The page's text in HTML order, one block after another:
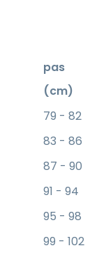
pas
(cm)
79 - 82
83 - 86
87 - 90
91 - 94
95 - 98
99 - 102